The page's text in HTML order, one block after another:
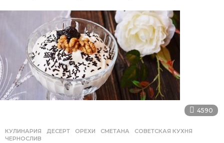
4590
КУЛИНАРИЯ ДЕСЕРТ ,ОРЕХИ ,СМЕТАНА ,СОВЕТСКАЯ КУХНЯ
ЧЕРНОСЛИВ